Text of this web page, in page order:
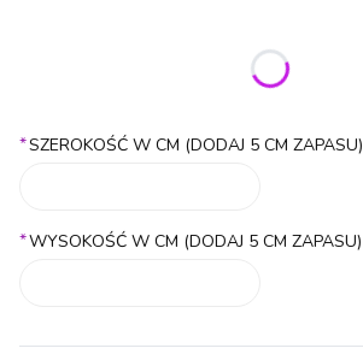
Poszczególne warianty mogą różnić się ceną
*SZEROKOŚĆ W CM (DODAJ 5 CM ZAPASU)
*WYSOKOŚĆ W CM (DODAJ 5 CM ZAPASU)